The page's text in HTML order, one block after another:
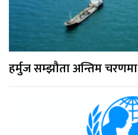
हर्मुज सम्झौता अन्तिम चरणमा